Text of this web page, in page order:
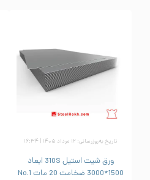
تاریخ به‌روزرسانی: ۱۲ مرداد ۱۴۰۵ | ۱۶:۳۴
ورق شیت استیل 310S ابعاد
1500*3000 ضخامت 20 مات No.1